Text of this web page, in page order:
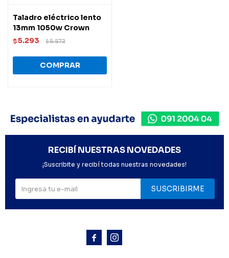
Taladro eléctrico lento
13mm 1050w Crown
$5.293 $5.572
 
RECIBÍ NUESTRAS NOVEDADES
¡Suscribite y recibí todas nuestras novedades!
SUSCRIBIRME